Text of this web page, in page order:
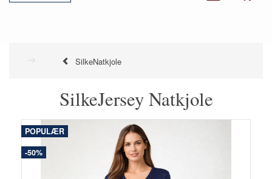
SilkeNatkjole
SilkeJersey Natkjole
POPULÆR
-50%